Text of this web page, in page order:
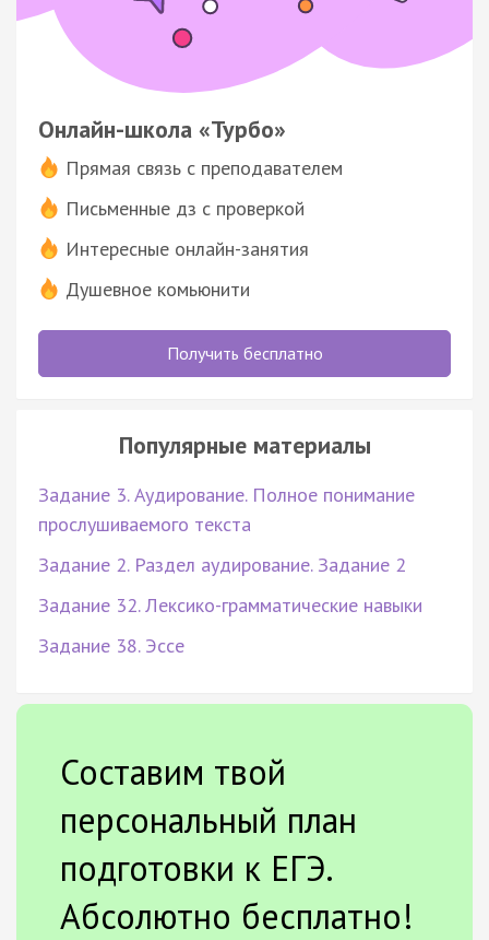
Онлайн-школа «Турбо»
Прямая связь с преподавателем
Письменные дз с проверкой
Интересные онлайн-занятия
Душевное комьюнити
Получить бесплатно
Популярные материалы
Задание 3. Аудирование. Полное понимание
прослушиваемого текста
Задание 2. Раздел аудирование. Задание 2
Задание 32. Лексико-грамматические навыки
Задание 38. Эссе
Составим твой
персональный план
подготовки к ЕГЭ.
Абсолютно бесплатно!